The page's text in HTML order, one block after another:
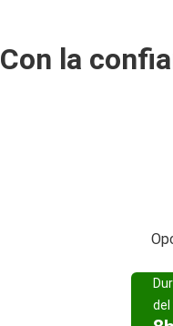
Con la
del